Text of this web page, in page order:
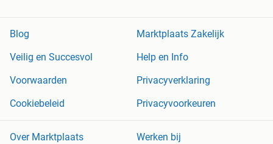
Blog
Marktplaats Zakelijk
Veilig en Succesvol
Help en Info
Voorwaarden
Privacyverklaring
Cookiebeleid
Privacyvoorkeuren
Over Marktplaats
Werken bij